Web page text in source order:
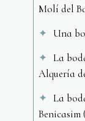
Molí del
Una
La
Alquería
La
Benicasim